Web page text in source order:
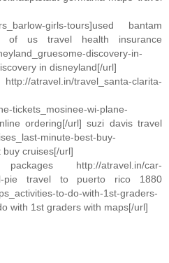
girls-tours]used bantam
of us travel health insurance
discovery-in-
in disneyland[/url]
atravel.in/travel_santa-clarita-
tickets_mosinee-wi-plane-
ordering[/url] suzi davis travel
minute-best-buy-
cruises[/url]
http://atravel.in/car-
pie travel to puerto rico 1880
to-do-with-1st-graders-
with 1st graders with maps[/url]